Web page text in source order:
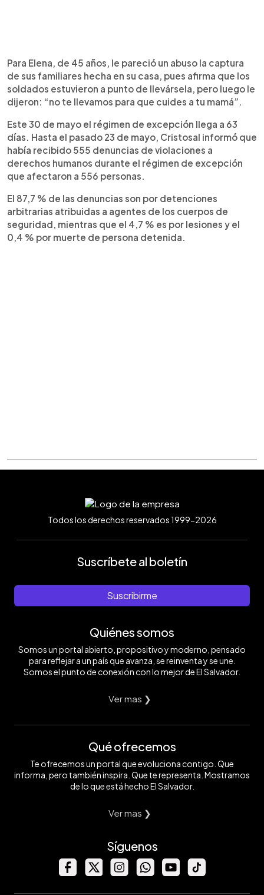
Para Elena, de 45 años, le pareció un abuso la captura
de sus familiares hecha en su casa, pues afirma que los
soldados estuvieron a punto de llevársela, pero luego le
dijeron: “no te llevamos para que cuides a tu mamá”.
Este 30 de mayo el régimen de excepción llega a 63
días. Hasta el pasado 23 de mayo, Cristosal informó que
había recibido 555 denuncias de violaciones a
derechos humanos durante el régimen de excepción
que afectaron a 556 personas.
El 87,7 % de las denuncias son por detenciones
arbitrarias atribuidas a agentes de los cuerpos de
seguridad, mientras que el 4,7 % es por lesiones y el
0,4 % por muerte de persona detenida.
Todos los derechos reservados 1999-2026
Suscríbete al boletín
Suscribirme
Quiénes somos
Somos un portal abierto, propositivo y moderno, pensado
para reflejar a un país que avanza, se reinventa y se une.
Somos el punto de conexión con lo mejor de El Salvador.
Ver mas ❯
Qué ofrecemos
Te ofrecemos un portal que evoluciona contigo. Que
informa, pero también inspira. Que te representa. Mostramos
de lo que está hecho El Salvador.
Ver mas ❯
Síguenos